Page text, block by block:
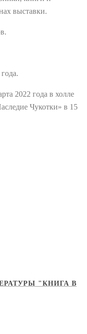
выставки.
2022 года в холле
Чукотки» в 15
"КНИГА В